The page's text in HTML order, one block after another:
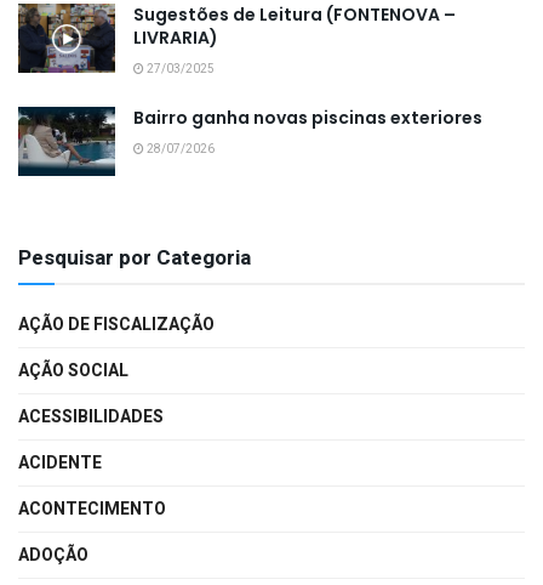
Sugestões de Leitura (FONTENOVA –
LIVRARIA)
27/03/2025
Bairro ganha novas piscinas exteriores
28/07/2026
Pesquisar por Categoria
AÇÃO DE FISCALIZAÇÃO
AÇÃO SOCIAL
ACESSIBILIDADES
ACIDENTE
ACONTECIMENTO
ADOÇÃO